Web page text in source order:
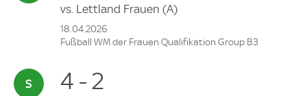
vs. Lettland Frauen (A)
18.04.2026
Fußball WM der Frauen Qualifikation Group B3
4 - 2